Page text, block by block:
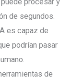
de segundos.
es capaz de
podrían pasar
de